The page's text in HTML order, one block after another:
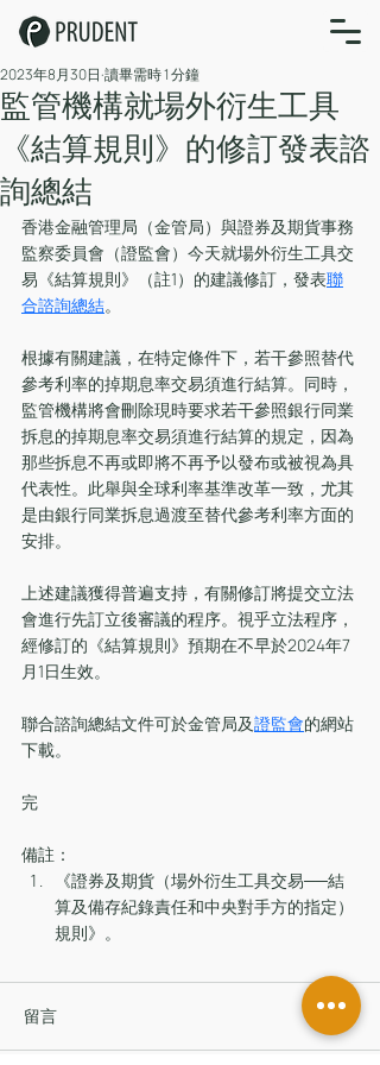
監管機構就場外衍生工具
《結算規則》的修訂發表諮
詢總結
2023年8月30日 讀畢需時 1 分鐘
香港金融管理局（金管局）與證券及期貨事務
監察委員會（證監會）今天就場外衍生工具交
易《結算規則》（註1）的建議修訂，發表聯
合諮詢總結。
根據有關建議，在特定條件下，若干參照替代
參考利率的掉期息率交易須進行結算。同時，
監管機構將會刪除現時要求若干參照銀行同業
拆息的掉期息率交易須進行結算的規定，因為
那些拆息不再或即將不再予以發布或被視為具
代表性。此舉與全球利率基準改革一致，尤其
是由銀行同業拆息過渡至替代參考利率方面的
安排。
上述建議獲得普遍支持，有關修訂將提交立法
會進行先訂立後審議的程序。視乎立法程序，
經修訂的《結算規則》預期在不早於2024年7
月1日生效。
聯合諮詢總結文件可於金管局及證監會的網站
下載。
完
備註：
《證券及期貨（場外衍生工具交易──結
算及備存紀錄責任和中央對手方的指定）
規則》。
留言